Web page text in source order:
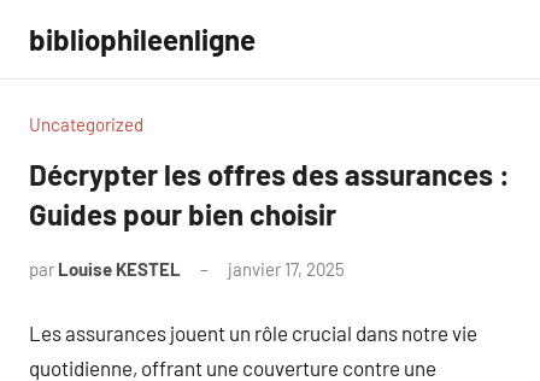
contenu
bibliophileenligne
Uncategorized
Décrypter les offres des assurances :
Guides pour bien choisir
par Louise KESTEL janvier 17, 2025
Les assurances jouent un rôle crucial dans notre vie
quotidienne, offrant une couverture contre une